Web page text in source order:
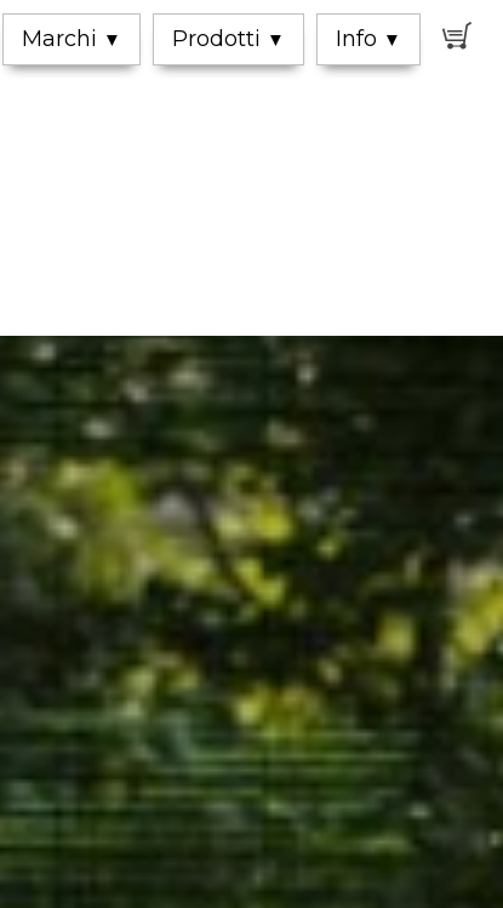
Marchi ▼ Prodotti ▼ Info ▼